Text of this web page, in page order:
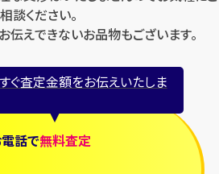
相談ください。
伝えできないお品物もございます。
ぐ査定金額をお伝えいたしま
話で無料査定